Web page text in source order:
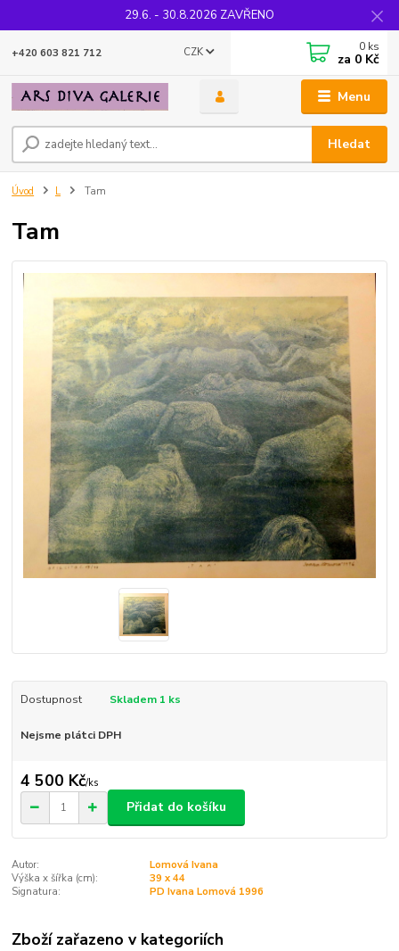
29.6. - 30.8.2026 ZAVŘENO
Menu
CZK
Hledat
+420 603 821 712 0 ks
za 0 Kč
Úvod L Tam
Tam
Dostupnost Skladem 1 ks
Nejsme plátci DPH
4 500 Kč/ks
Přidat do košíku
Autor:
Lomová Ivana
Výška x šířka (cm):
39 x 44
Signatura:
PD Ivana Lomová 1996
Zboží zařazeno v kategoriích